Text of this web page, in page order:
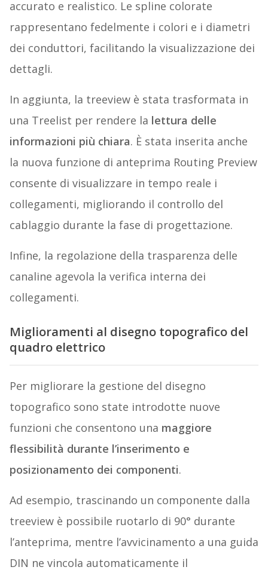
accurato e realistico. Le spline colorate
rappresentano fedelmente i colori e i diametri
dei conduttori, facilitando la visualizzazione dei
dettagli.
In aggiunta, la treeview è stata trasformata in
una Treelist per rendere la lettura delle
informazioni più chiara. È stata inserita anche
la nuova funzione di anteprima Routing Preview
consente di visualizzare in tempo reale i
collegamenti, migliorando il controllo del
cablaggio durante la fase di progettazione.
Infine, la regolazione della trasparenza delle
canaline agevola la verifica interna dei
collegamenti.
Miglioramenti al disegno topografico del
quadro elettrico
Per migliorare la gestione del disegno
topografico sono state introdotte nuove
funzioni che consentono una maggiore
flessibilità durante l’inserimento e
posizionamento dei componenti.
Ad esempio, trascinando un componente dalla
treeview è possibile ruotarlo di 90° durante
l’anteprima, mentre l’avvicinamento a una guida
DIN ne vincola automaticamente il